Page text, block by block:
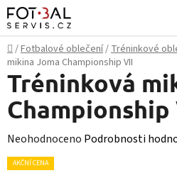
Přejít
na
obsah
Domů
/Fotbalové oblečení/Tréninkové
mikina Joma Championship VII
Tréninková
Championship
Průměrné
hodnocení
Neohodnoceno Podrobnosti
AKČNÍ CENA